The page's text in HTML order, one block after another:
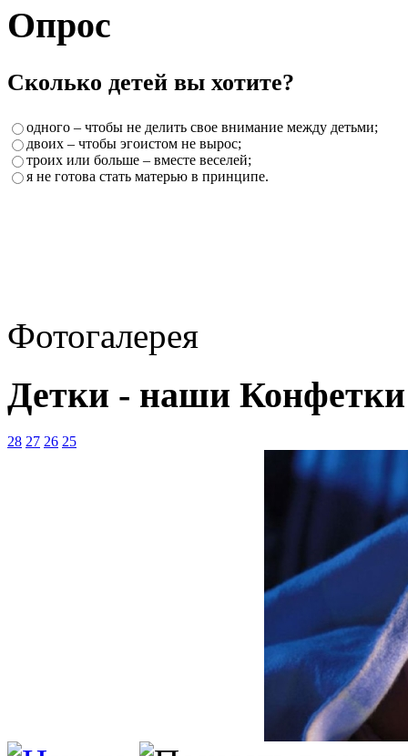
Опрос
Сколько детей вы хотите?
одного – чтобы не делить свое внимание между детьми;
двоих – чтобы эгоистом не вырос;
троих или больше – вместе веселей;
я не готова стать матерью в принципе.
Фотогалерея
Детки - наши Конфетки
28 27 26 25